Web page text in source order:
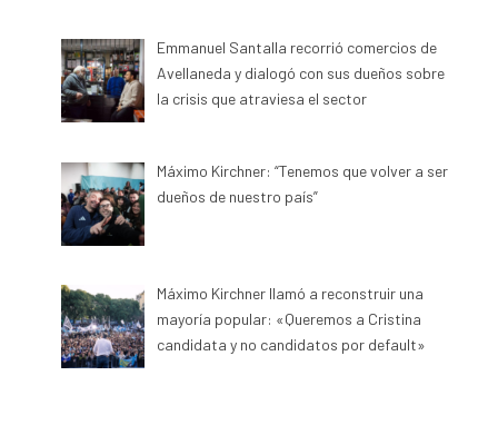
Emmanuel Santalla recorrió comercios de
Avellaneda y dialogó con sus dueños sobre
la crisis que atraviesa el sector
Máximo Kirchner: “Tenemos que volver a ser
dueños de nuestro país”
Máximo Kirchner llamó a reconstruir una
mayoría popular: «Queremos a Cristina
candidata y no candidatos por default»